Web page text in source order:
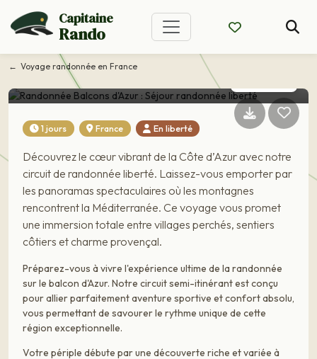
Capitaine
Rando
Voyage randonnée en France
Randonnée Balcons
d'Azur : Séjour
randonnée liberté
CIRCUIT EN LIBERTÉ
1 jours France En liberté
Découvrez le cœur vibrant de la Côte d’Azur avec notre
circuit de randonnée liberté. Laissez-vous emporter par
les panoramas spectaculaires où les montagnes
rencontrent la Méditerranée. Ce voyage vous promet
une immersion totale entre villages perchés, sentiers
côtiers et charme provençal.
Préparez-vous à vivre l'expérience ultime de la randonnée
sur le balcon d'Azur. Notre circuit semi-itinérant est conçu
pour allier parfaitement aventure sportive et confort absolu,
vous permettant de savourer le rythme unique de cette
région exceptionnelle.
Votre périple débute par une découverte riche et variée à